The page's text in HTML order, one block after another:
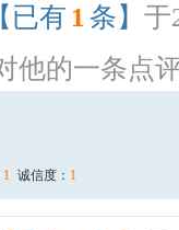
【已有 1 条】 于
他的一条点
1 诚信度： 1